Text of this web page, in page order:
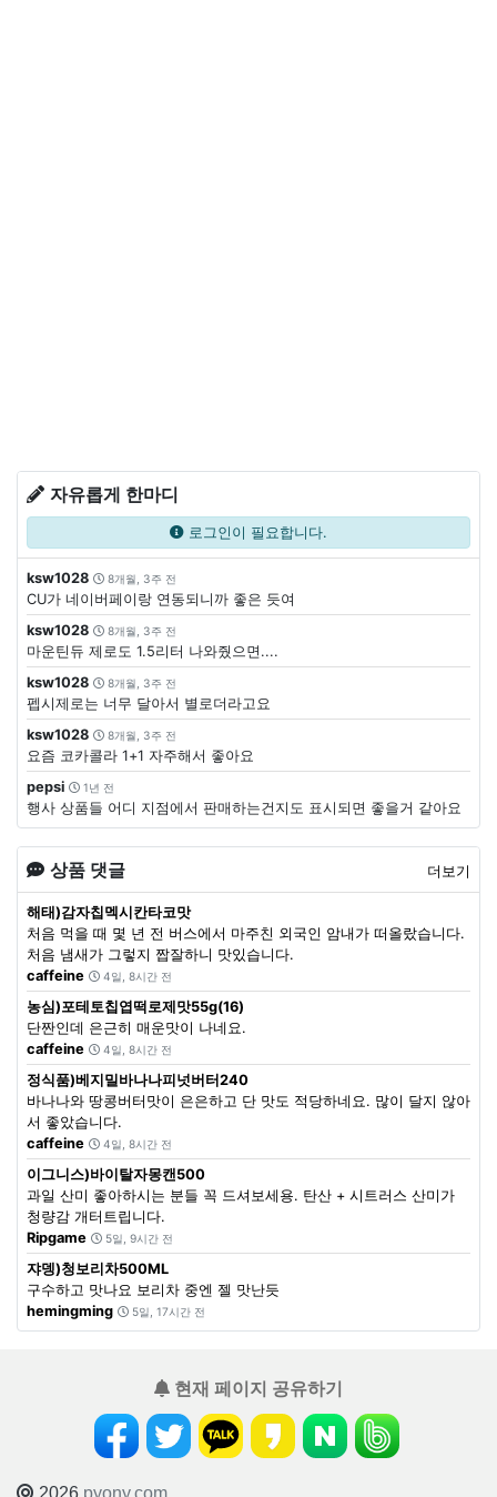
자유롭게 한마디
로그인이 필요합니다.
ksw1028 8개월, 3주 전
CU가 네이버페이랑 연동되니까 좋은 듯여
ksw1028
8개월, 3주 전
마운틴듀 제로도 1.5리터 나와줬으면....
ksw1028
8개월, 3주 전
펩시제로는 너무 달아서 별로더라고요
ksw1028
8개월, 3주 전
요즘 코카콜라 1+1 자주해서 좋아요
pepsi
1년 전
행사 상품들 어디 지점에서 판매하는건지도 표시되면 좋을거 같아요
상품 댓글 더보기
해태)감자칩멕시칸타코맛
처음 먹을 때 몇 년 전 버스에서 마주친 외국인 암내가 떠올랐습니다.
처음 냄새가 그렇지 짭잘하니 맛있습니다.
caffeine
4일, 8시간 전
농심)포테토칩엽떡로제맛55g(16)
단짠인데 은근히 매운맛이 나네요.
caffeine
4일, 8시간 전
정식품)베지밀바나나피넛버터240
바나나와 땅콩버터맛이 은은하고 단 맛도 적당하네요. 많이 달지 않아
서 좋았습니다.
caffeine
4일, 8시간 전
이그니스)바이탈자몽캔500
과일 산미 좋아하시는 분들 꼭 드셔보세용. 탄산 + 시트러스 산미가
청량감 개터트립니다.
Ripgame
5일, 9시간 전
쟈뎅)청보리차500ML
구수하고 맛나요 보리차 중엔 젤 맛난듯
hemingming
5일, 17시간 전
현재 페이지 공유하기
2026 pyony.com